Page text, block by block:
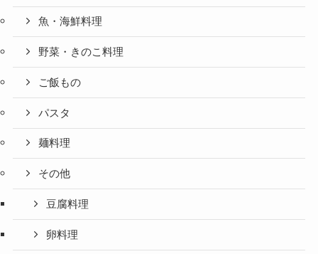
魚・海鮮料理
野菜・きのこ料理
ご飯もの
パスタ
麺料理
その他
豆腐料理
卵料理